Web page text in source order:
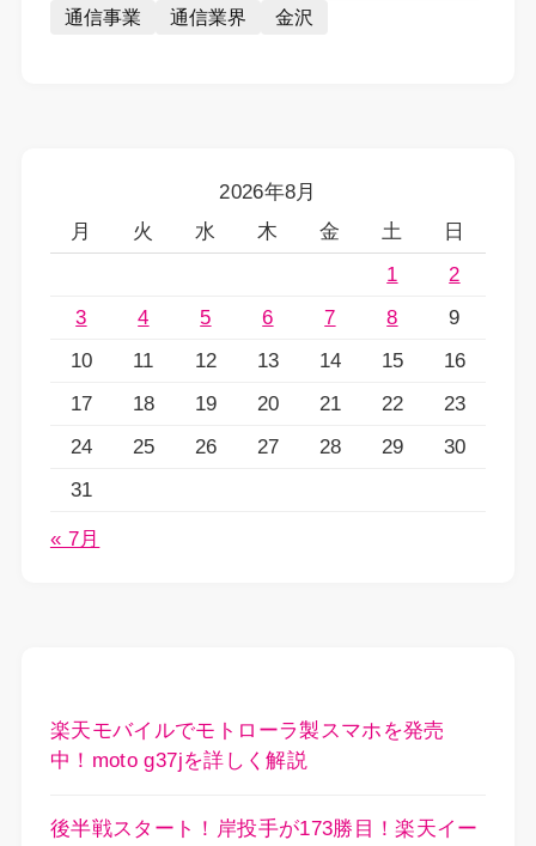
通信事業
通信業界 金沢
2026年8月
月
火 水 木 金 土
日
1
2
3
4 5 6 7 8
9
10
11 12 13 14 15
16
17
18 19 20 21 22
23
24
25 26 27 28 29
30
31
« 7月
楽天モバイルでモトローラ製スマホを発売
中！moto g37jを詳しく解説
後半戦スタート！岸投手が173勝目！楽天イー